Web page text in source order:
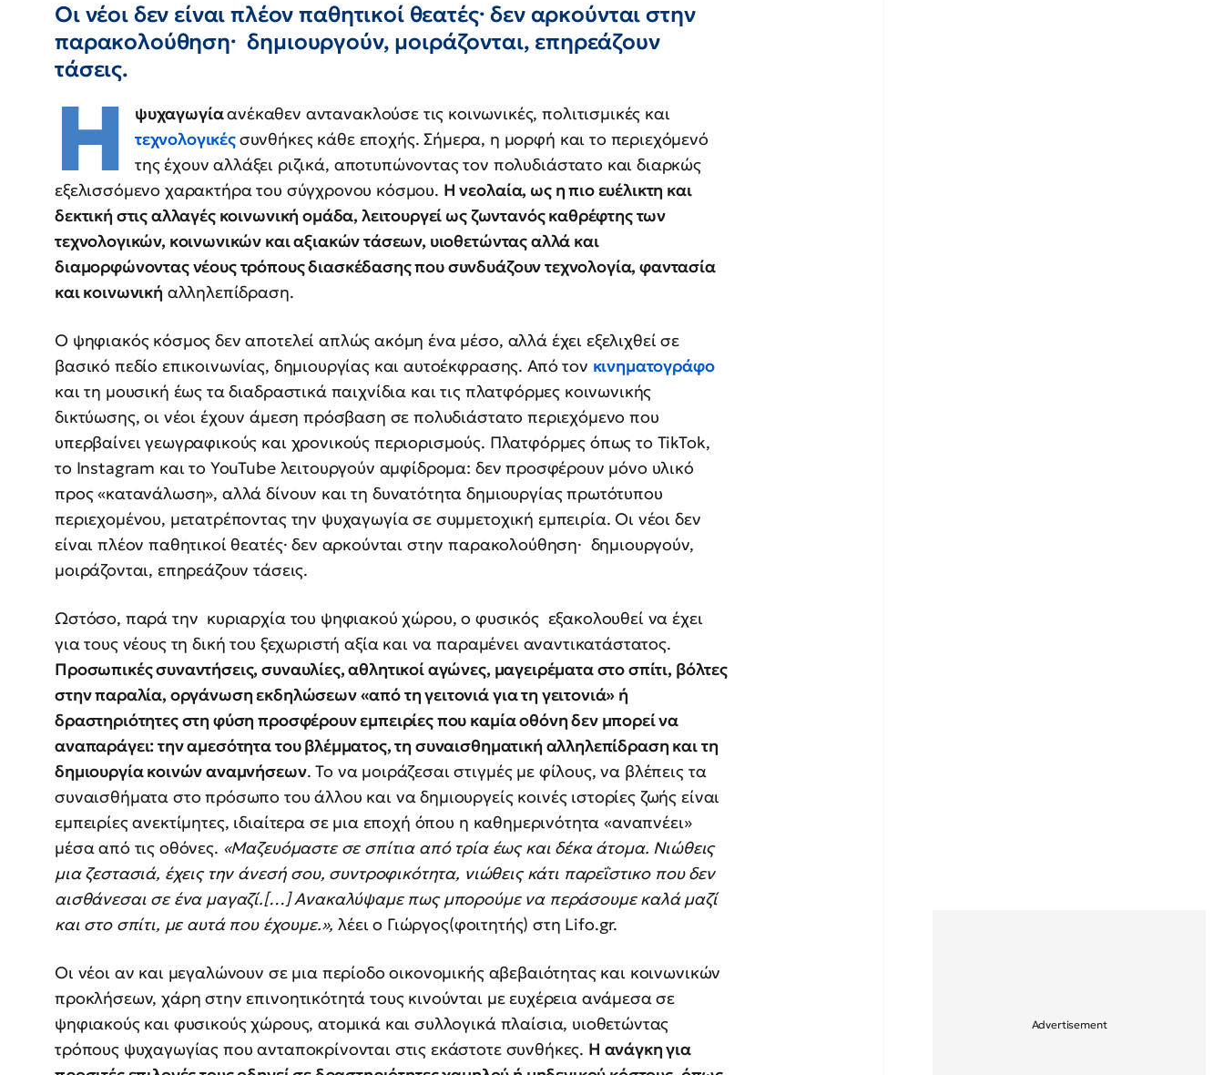
Οι νέοι δεν είναι πλέον παθητικοί θεατές· δεν αρκούνται στην
παρακολούθηση· δημιουργούν, μοιράζονται, επηρεάζουν
τάσεις.
Η ψυχαγωγίαανέκαθεν αντανακλούσε τις κοινωνικές, πολιτισμικές και
τεχνολογικέςσυνθήκες κάθε εποχής. Σήμερα, η μορφή και το περιεχόμενό
της έχουν αλλάξει ριζικά, αποτυπώνοντας τον πολυδιάστατο και διαρκώς
εξελισσόμενο χαρακτήρα του σύγχρονου κόσμου. Η νεολαία, ως η πιο ευέλικτη και
δεκτική στις αλλαγές κοινωνική ομάδα, λειτουργεί ως ζωντανός καθρέφτης των
τεχνολογικών, κοινωνικών και αξιακών τάσεων, υιοθετώντας αλλά και
διαμορφώνοντας νέους τρόπους διασκέδασης που συνδυάζουν τεχνολογία, φαντασία
και κοινωνική αλληλεπίδραση.
Ο ψηφιακός κόσμος δεν αποτελεί απλώς ακόμη ένα μέσο, αλλά έχει εξελιχθεί σε
βασικό πεδίο επικοινωνίας, δημιουργίας και αυτοέκφρασης. Από τον κινηματογράφο
και τη μουσική έως τα διαδραστικά παιχνίδια και τις πλατφόρμες κοινωνικής
δικτύωσης, οι νέοι έχουν άμεση πρόσβαση σε πολυδιάστατο περιεχόμενο που
υπερβαίνει γεωγραφικούς και χρονικούς περιορισμούς. Πλατφόρμες όπως το TikTok,
το Instagram και το YouTube λειτουργούν αμφίδρομα: δεν προσφέρουν μόνο υλικό
προς «κατανάλωση», αλλά δίνουν και τη δυνατότητα δημιουργίας πρωτότυπου
περιεχομένου, μετατρέποντας την ψυχαγωγία σε συμμετοχική εμπειρία. Οι νέοι δεν
είναι πλέον παθητικοί θεατές· δεν αρκούνται στην παρακολούθηση· δημιουργούν,
μοιράζονται, επηρεάζουν τάσεις.
Ωστόσο, παρά την κυριαρχία του ψηφιακού χώρου, ο φυσικός εξακολουθεί να έχει
για τους νέους τη δική του ξεχωριστή αξία και να παραμένει αναντικατάστατος.
Προσωπικές συναντήσεις, συναυλίες, αθλητικοί αγώνες, μαγειρέματα στο σπίτι, βόλτες
στην παραλία, οργάνωση εκδηλώσεων «από τη γειτονιά για τη γειτονιά» ή
δραστηριότητες στη φύση προσφέρουν εμπειρίες που καμία οθόνη δεν μπορεί να
αναπαράγει: την αμεσότητα του βλέμματος, τη συναισθηματική αλληλεπίδραση και τη
δημιουργία κοινών αναμνήσεων. Το να μοιράζεσαι στιγμές με φίλους, να βλέπεις τα
συναισθήματα στο πρόσωπο του άλλου και να δημιουργείς κοινές ιστορίες ζωής είναι
εμπειρίες ανεκτίμητες, ιδιαίτερα σε μια εποχή όπου η καθημερινότητα «αναπνέει»
μέσα από τις οθόνες. «Μαζευόμαστε σε σπίτια από τρία έως και δέκα άτομα. Νιώθεις
μια ζεστασιά, έχεις την άνεσή σου, συντροφικότητα, νιώθεις κάτι παρεΐστικο που δεν
αισθάνεσαι σε ένα μαγαζί.[…] Ανακαλύψαμε πως μπορούμε να περάσουμε καλά μαζί
και στο σπίτι, με αυτά που έχουμε.», λέει ο Γιώργος(φοιτητής) στη Lifo.gr.
Οι νέοι αν και μεγαλώνουν σε μια περίοδο οικονομικής αβεβαιότητας και κοινωνικών
προκλήσεων, χάρη στην επινοητικότητά τους κινούνται με ευχέρεια ανάμεσα σε
ψηφιακούς και φυσικούς χώρους, ατομικά και συλλογικά πλαίσια, υιοθετώντας
τρόπους ψυχαγωγίας που ανταποκρίνονται στις εκάστοτε συνθήκες. Η ανάγκη για